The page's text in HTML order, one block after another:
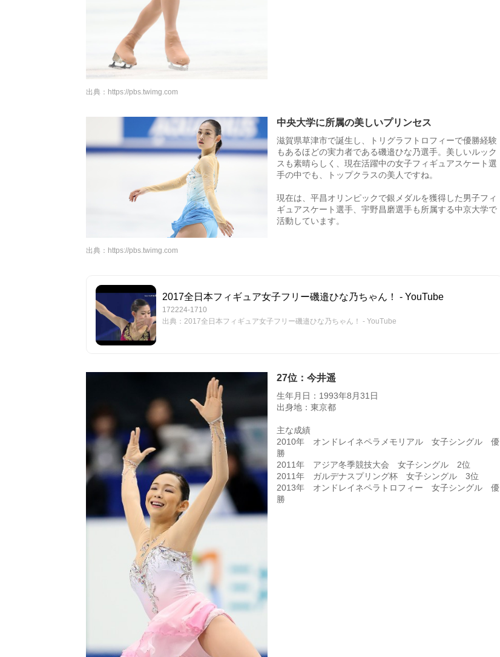
出典： https://pbs.twimg.com
中央大学に所属の美しいプリンセス
滋賀県草津市で誕生し、トリグラフトロフィーで優勝経験
もあるほどの実力者である磯邉ひな乃選手。美しいルック
スも素晴らしく、現在活躍中の女子フィギュアスケート選
手の中でも、トップクラスの美人ですね。
現在は、平昌オリンピックで銀メダルを獲得した男子フィ
ギュアスケート選手、宇野昌磨選手も所属する中京大学で
活動しています。
出典： https://pbs.twimg.com
2017全日本フィギュア女子フリー磯邉ひな乃ちゃん！ - YouTube
172224-1710
出典：2017全日本フィギュア女子フリー磯邉ひな乃ちゃん！ - YouTube
27位：今井遥
生年月日：1993年8月31日
出身地：東京都
主な成績
2010年 オンドレイネペラメモリアル 女子シングル 優
勝
2011年 アジア冬季競技大会 女子シングル 2位
2011年 ガルデナスプリング杯 女子シングル 3位
2013年 オンドレイネペラトロフィー 女子シングル 優
勝